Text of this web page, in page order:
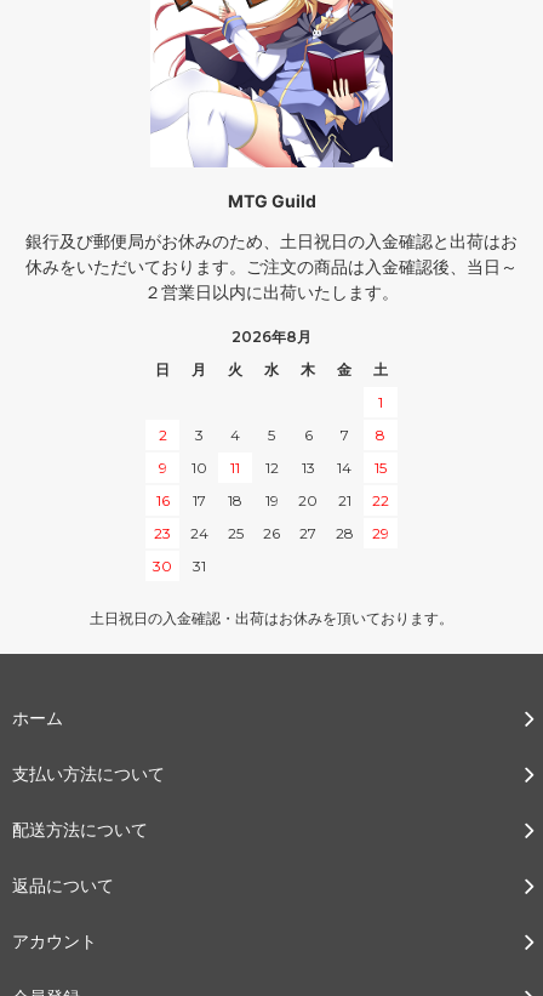
MTG Guild
銀行及び郵便局がお休みのため、土日祝日の入金確認と出荷はお
休みをいただいております。ご注文の商品は入金確認後、当日～
２営業日以内に出荷いたします。
2026年8月
日
月 火 水 木 金
土
1
2
3 4 5 6 7
8
9
10 11 12 13 14
15
16
17 18 19 20 21
22
23
24 25 26 27 28
29
30
31
土日祝日の入金確認・出荷はお休みを頂いております。
ホーム
支払い方法について
配送方法について
返品について
アカウント